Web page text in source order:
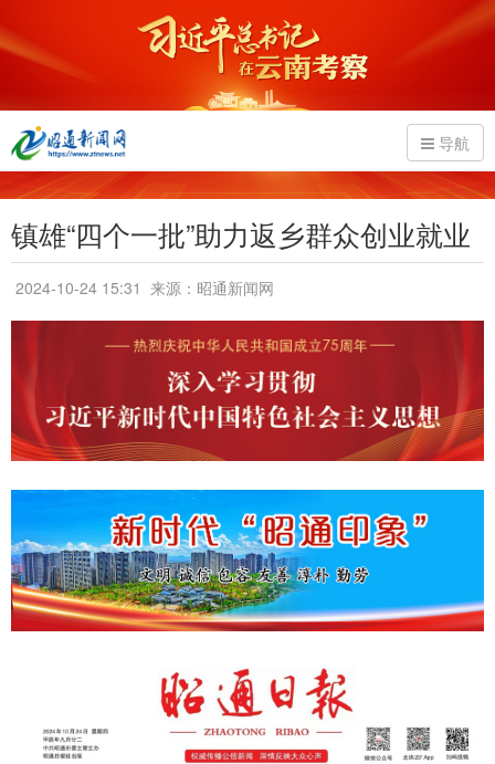
导航
镇雄“四个一批”助力返乡群众创业就业
2024-10-24 15:31 来源：昭通新闻网